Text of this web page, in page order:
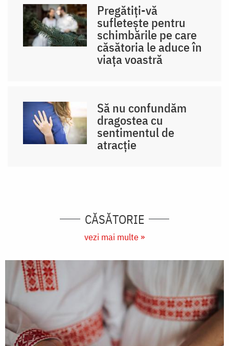
Pregătiți-vă
sufletește pentru
schimbările pe care
căsătoria le aduce în
viața voastră
Să nu confundăm
dragostea cu
sentimentul de
atracție
CĂSĂTORIE
vezi mai multe »